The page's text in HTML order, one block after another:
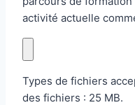
activité actuelle
Types de fichiers
des fichiers : 25 MB.